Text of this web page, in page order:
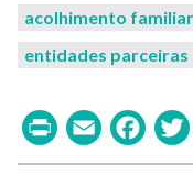
acolhimento familiar
entidades parceiras
PrintEmail